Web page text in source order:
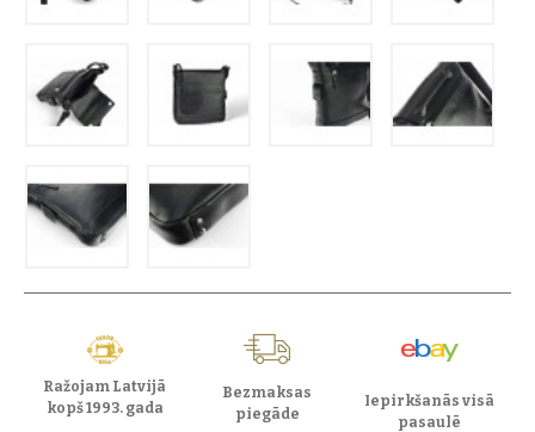
Ražojam Latvijā
kopš 1993. gada
Bezmaksas
piegāde
Iepirkšanās visā
pasaulē